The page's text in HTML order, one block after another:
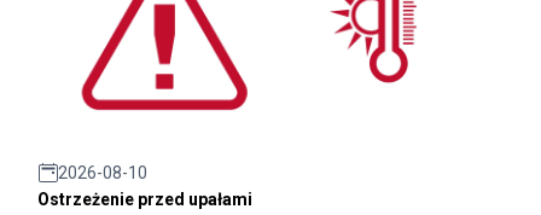
2026-08-10
Ostrzeżenie przed upałami